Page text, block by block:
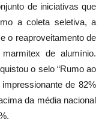
de iniciativas que
a coleta seletiva, a
o reaproveitamento de
de alumínio.
o selo “Rumo ao
de 82%
da média nacional